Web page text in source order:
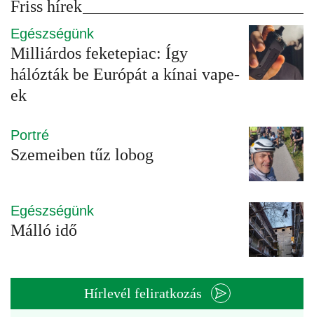
Friss hírek
Egészségünk
Milliárdos feketepiac: Így
hálózták be Európát a kínai vape-
ek
Portré
Szemeiben tűz lobog
Egészségünk
Málló idő
Hírlevél feliratkozás